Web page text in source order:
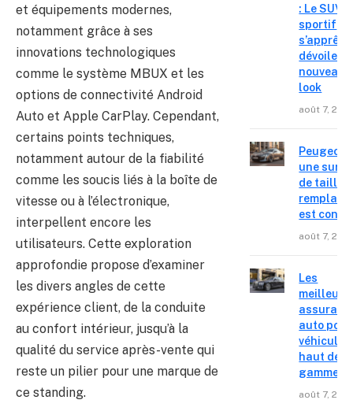
et équipements modernes,
notamment grâce à ses
innovations technologiques
comme le système MBUX et les
options de connectivité Android
Auto et Apple CarPlay. Cependant,
certains points techniques,
notamment autour de la fiabilité
comme les soucis liés à la boîte de
vitesse ou à l’électronique,
interpellent encore les
utilisateurs. Cette exploration
approfondie propose d’examiner
les divers angles de cette
expérience client, de la conduite
au confort intérieur, jusqu’à la
qualité du service après-vente qui
reste un pilier pour une marque de
ce standing.
: Le SUV
sportif
s’apprête
dévoiler
nouveau
look
août 7,
Peugeot
une
de taille,
est
août 7,
Les
auto pour
véhicules
haut de
gamme
août 7,